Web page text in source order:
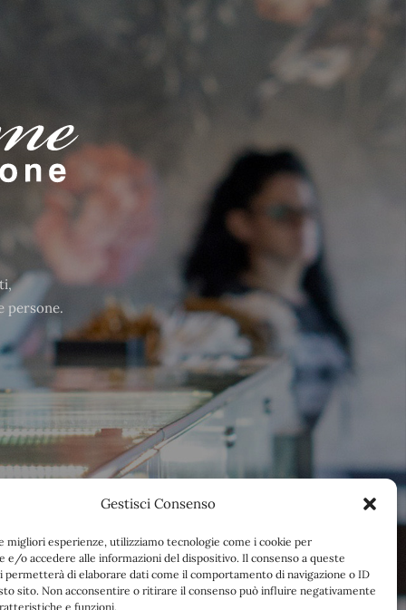
Gestisci Consenso
migliori esperienze, utilizziamo tecnologie come i cookie per
e/o accedere alle informazioni del dispositivo. Il consenso a queste
permetterà di elaborare dati come il comportamento di navigazione o ID
sito. Non acconsentire o ritirare il consenso può influire negativamente
e funzioni.
persone.